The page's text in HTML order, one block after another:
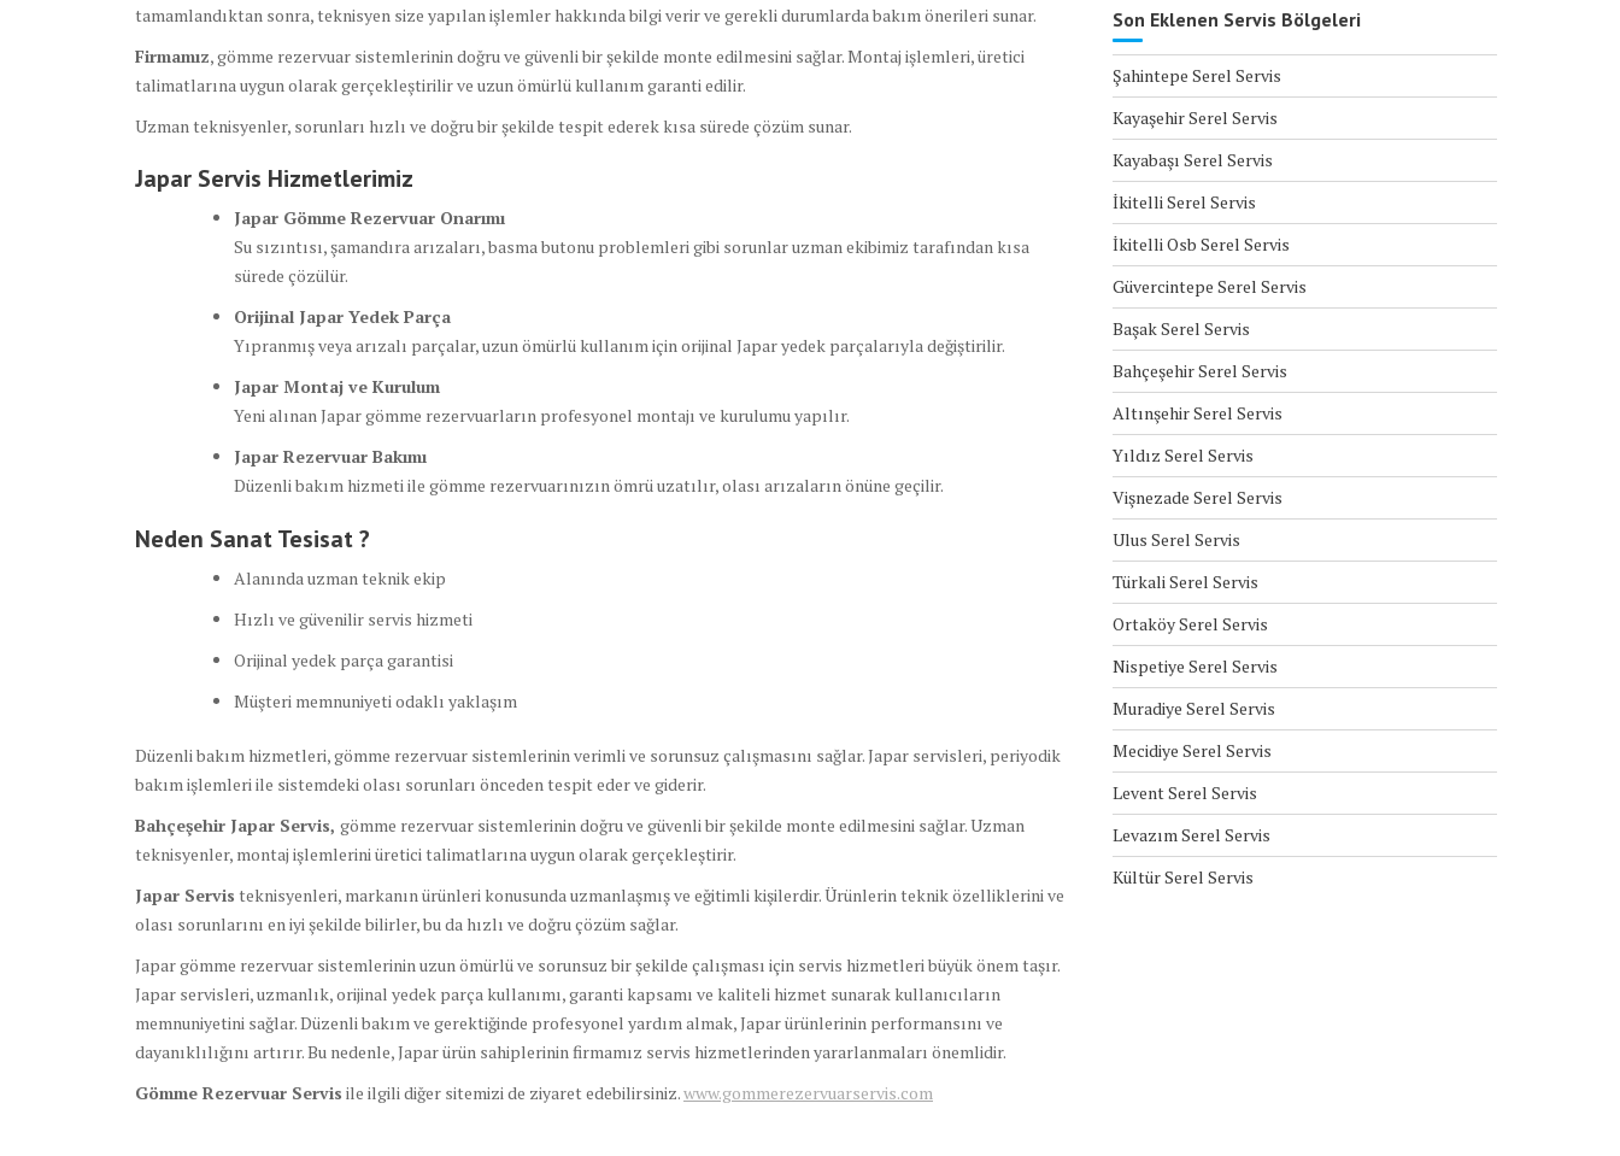
tamamlandıktan sonra, teknisyen size yapılan işlemler hakkında bilgi verir ve gerekli durumlarda bakım önerileri sunar.
Firmamız, gömme rezervuar sistemlerinin doğru ve güvenli bir şekilde monte edilmesini sağlar. Montaj işlemleri, üretici
talimatlarına uygun olarak gerçekleştirilir ve uzun ömürlü kullanım garanti edilir.
Uzman teknisyenler, sorunları hızlı ve doğru bir şekilde tespit ederek kısa sürede çözüm sunar.
Japar Servis Hizmetlerimiz
Japar Gömme Rezervuar Onarımı
Su sızıntısı, şamandıra arızaları, basma butonu problemleri gibi sorunlar uzman ekibimiz tarafından kısa
sürede çözülür.
Orijinal Japar Yedek Parça
Yıpranmış veya arızalı parçalar, uzun ömürlü kullanım için orijinal Japar yedek parçalarıyla değiştirilir.
Japar Montaj ve Kurulum
Yeni alınan Japar gömme rezervuarların profesyonel montajı ve kurulumu yapılır.
Japar Rezervuar Bakımı
Düzenli bakım hizmeti ile gömme rezervuarınızın ömrü uzatılır, olası arızaların önüne geçilir.
Neden Sanat Tesisat ?
Alanında uzman teknik ekip
Hızlı ve güvenilir servis hizmeti
Orijinal yedek parça garantisi
Müşteri memnuniyeti odaklı yaklaşım
Düzenli bakım hizmetleri, gömme rezervuar sistemlerinin verimli ve sorunsuz çalışmasını sağlar. Japar servisleri, periyodik
bakım işlemleri ile sistemdeki olası sorunları önceden tespit eder ve giderir.
Bahçeşehir Japar Servis, gömme rezervuar sistemlerinin doğru ve güvenli bir şekilde monte edilmesini sağlar. Uzman
teknisyenler, montaj işlemlerini üretici talimatlarına uygun olarak gerçekleştirir.
Japar Servis teknisyenleri, markanın ürünleri konusunda uzmanlaşmış ve eğitimli kişilerdir. Ürünlerin teknik özelliklerini ve
olası sorunlarını en iyi şekilde bilirler, bu da hızlı ve doğru çözüm sağlar.
Japar gömme rezervuar sistemlerinin uzun ömürlü ve sorunsuz bir şekilde çalışması için servis hizmetleri büyük önem taşır.
Japar servisleri, uzmanlık, orijinal yedek parça kullanımı, garanti kapsamı ve kaliteli hizmet sunarak kullanıcıların
memnuniyetini sağlar. Düzenli bakım ve gerektiğinde profesyonel yardım almak, Japar ürünlerinin performansını ve
dayanıklılığını artırır. Bu nedenle, Japar ürün sahiplerinin firmamız servis hizmetlerinden yararlanmaları önemlidir.
Gömme Rezervuar Servis ile ilgili diğer sitemizi de ziyaret edebilirsiniz.www.gommerezervuarservis.com
Son Eklenen Servis Bölgeleri
Şahintepe Serel Servis
Kayaşehir Serel Servis
Kayabaşı Serel Servis
İkitelli Serel Servis
İkitelli Osb Serel Servis
Güvercintepe Serel Servis
Başak Serel Servis
Bahçeşehir Serel Servis
Altınşehir Serel Servis
Yıldız Serel Servis
Vişnezade Serel Servis
Ulus Serel Servis
Türkali Serel Servis
Ortaköy Serel Servis
Nispetiye Serel Servis
Muradiye Serel Servis
Mecidiye Serel Servis
Levent Serel Servis
Levazım Serel Servis
Kültür Serel Servis